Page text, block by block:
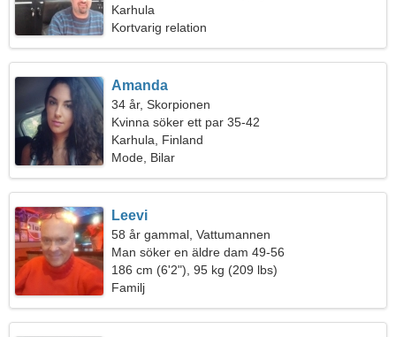
perfekta kvinnan
Karhula
Kortvarig relation
Amanda
34 år, Skorpionen
Kvinna söker ett par 35-42
Karhula, Finland
Mode, Bilar
Leevi
58 år gammal, Vattumannen
Man söker en äldre dam 49-56
186 cm (6'2"), 95 kg (209 lbs)
Familj